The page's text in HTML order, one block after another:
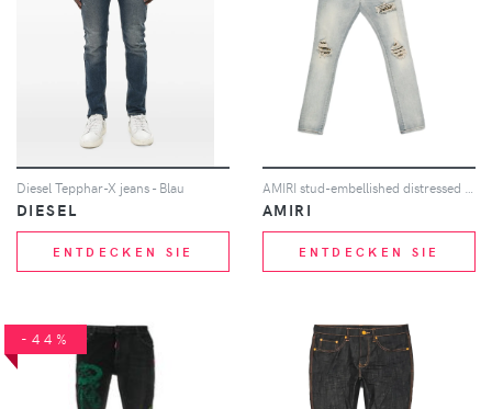
Diesel Tepphar-X jeans - Blau
DIESEL
ENTDECKEN SIE
AMIRI
ENTDECKEN SIE
-44%